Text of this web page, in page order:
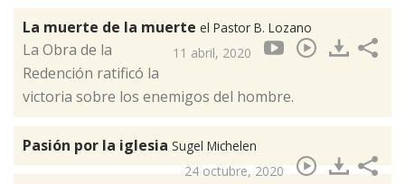
La muerte de la muerte el Pastor B. Lozano
11 abril, 2020
La Obra de la
Redención ratificó la
victoria sobre los enemigos del hombre.
Pasión por la iglesia Sugel Michelen
24 octubre, 2020